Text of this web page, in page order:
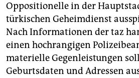
epaper login
Oppositionelle in der
türkischen Geheimdienst
Nach Informationen der taz
einen hochrangigen
materielle Gegenleistungen
Geburtsdaten und Adressen